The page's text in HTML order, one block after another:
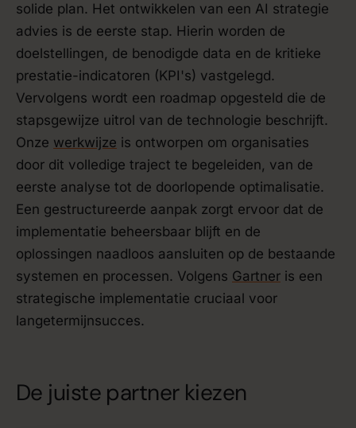
solide plan. Het ontwikkelen van een AI strategie
advies is de eerste stap. Hierin worden de
doelstellingen, de benodigde data en de kritieke
prestatie-indicatoren (KPI's) vastgelegd.
Vervolgens wordt een roadmap opgesteld die de
stapsgewijze uitrol van de technologie beschrijft.
Onze werkwijze is ontworpen om organisaties
door dit volledige traject te begeleiden, van de
eerste analyse tot de doorlopende optimalisatie.
Een gestructureerde aanpak zorgt ervoor dat de
implementatie beheersbaar blijft en de
oplossingen naadloos aansluiten op de bestaande
systemen en processen. Volgens Gartner is een
strategische implementatie cruciaal voor
langetermijnsucces.
De juiste partner kiezen